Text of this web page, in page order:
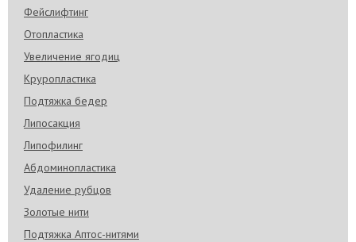
Фейслифтинг
Отопластика
Увеличение ягодиц
Круропластика
Подтяжка бедер
Липосакция
Липофилинг
Абдоминопластика
Удаление рубцов
Золотые нити
Подтяжка Аптос-нитями